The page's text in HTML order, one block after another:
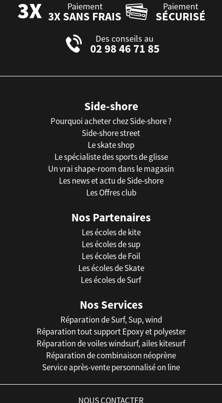
Paiement
3X SANS FRAIS
Paiement
SÉCURISÉ
Des conseils au
02 98 46 71 85
Side-shore
Pourquoi acheter chez Side-shore ?
Side-shore street
Le skate shop
Le spécialiste des sports de glisse
Un vrai shape-room dans le magasin
Les news et actu de Side-shore
Les Offres club
Nos Partenaires
Les écoles de kite
Les écoles de sup
Les écoles de Foil
Les écoles de Skate
Les écoles de Surf
Nos Services
Réparation de Surf, Sup, wind
Réparation tout support Epoxy et polyester
Réparation de voiles windsurf, ailes kitesurf
Réparation de combinaison néoprène
Service après-vente personnalisé on line
NOUS CONTACTER